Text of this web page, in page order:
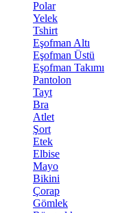
Polar
Yelek
Tshirt
Eşofman Altı
Eşofman Üstü
Eşofman Takımı
Pantolon
Tayt
Bra
Atlet
Şort
Etek
Elbise
Mayo
Bikini
Çorap
Gömlek